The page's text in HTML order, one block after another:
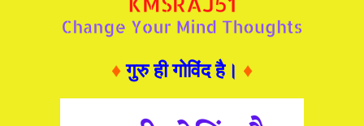
♦गुरु ही गोविंद है। ♦